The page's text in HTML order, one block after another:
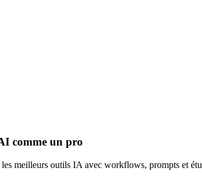
comme un pro
meilleurs outils IA avec workflows, prompts et